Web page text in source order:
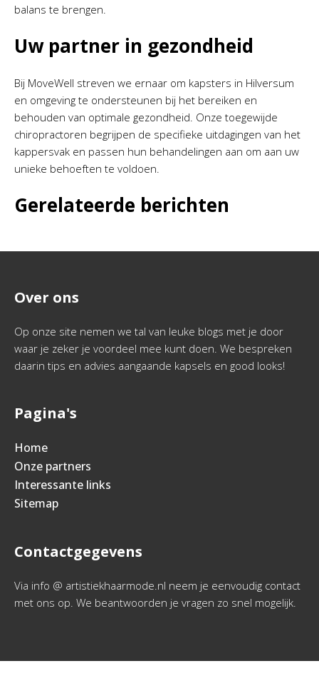
balans te brengen.
Uw partner in gezondheid
Bij MoveWell streven we ernaar om kapsters in Hilversum
en omgeving te ondersteunen bij het bereiken en
behouden van optimale gezondheid. Onze toegewijde
chiropractoren begrijpen de specifieke uitdagingen van het
kappersvak en passen hun behandelingen aan om aan uw
unieke behoeften te voldoen.
Gerelateerde berichten
Over ons
Op onze site nemen we tal van leuke blogs met je door
waar je zeker je voordeel mee kunt doen. We bespreken
daarin tips en advies aangaande kapsels en good looks!
Pagina's
Home
Onze partners
Interessante links
Sitemap
Contactgegevens
Via info @ artistiekhaarmode.nl neem je eenvoudig contact
met ons op. We beantwoorden je vragen zo snel mogelijk.